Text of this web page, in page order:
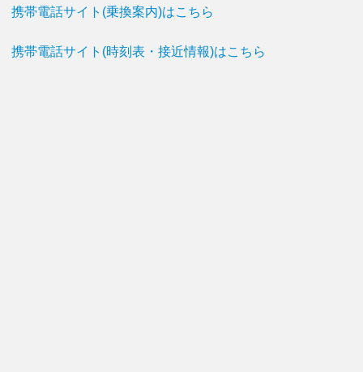
携帯電話サイト(乗換案内)はこちら
携帯電話サイト(時刻表・接近情報)はこちら